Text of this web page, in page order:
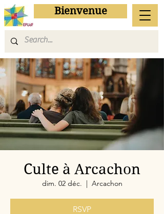
Bienvenue
Culte à Arcachon
dim. 02 déc.
  |
Arcachon
RSVP